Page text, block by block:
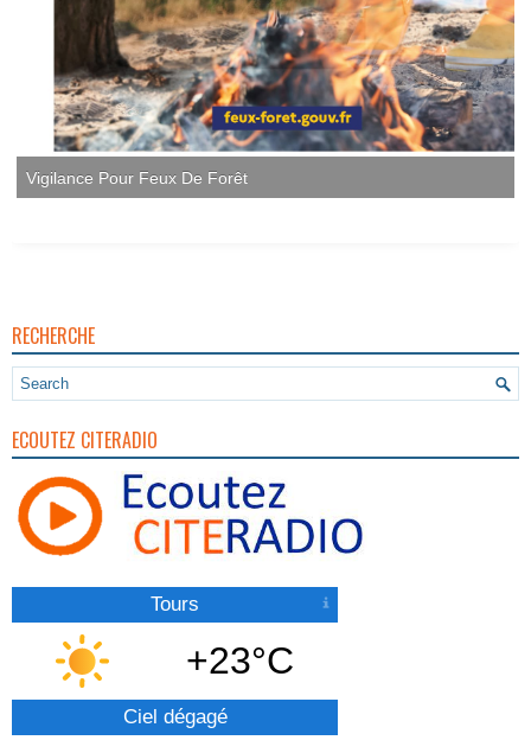
Vigilance Pour Feux De Forêt
RECHERCHE
ECOUTEZ CITERADIO
Tours
+23°C
Ciel dégagé